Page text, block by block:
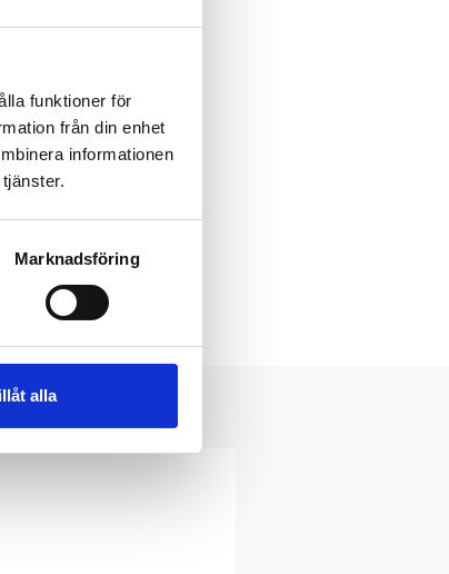
funktioner för
från din enhet
informationen
Marknadsföring
alla